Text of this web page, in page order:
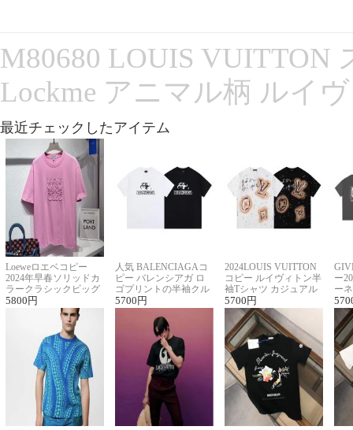
M80680 LOUIS VUITTON
Lockme アニマル柄 ルイ
最近チェックしたアイテム
Loeweロエベコピー
2024年早春ソリッドカ
ラークラシックビッグ
ロゴ刺繍Tシャツ
5800 円
人気 BALENCIAGAコ
ピー バレンシアガ ロ
ゴプリントの半袖クル
ーネックTシャツ
5700 円
2024LOUIS VUITTON
コピー ルイヴィトン半
袖Tシャツ カジュアル
に馴染む 2色展開
5700 円
ー
ー
ー